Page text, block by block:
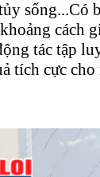
sống...Có
cách
tác tập
tích cực